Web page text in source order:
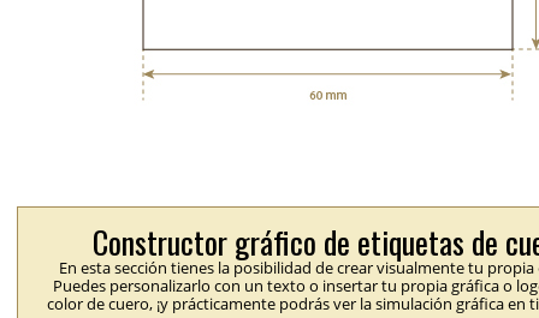
Constructor gráfico de etiquetas de
En esta sección tienes la posibilidad de crear visualmente tu
Puedes personalizarlo con un texto o insertar tu propia gráfica o
color de cuero, ¡y prácticamente podrás ver la simulación gráfica en